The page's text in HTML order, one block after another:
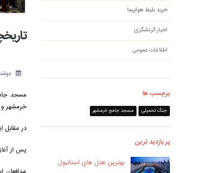
خرید بلیط هواپیما
اخبار گردشگری
اطلاعات عمومی
برچسب ها
جنگ تحمیلی مسجد جامع خرمشهر
پر بازدید ترین
بهترین هتل های استانبول
دوشنبه 27
مسجد
خرمشهر
در مقابل
پس از